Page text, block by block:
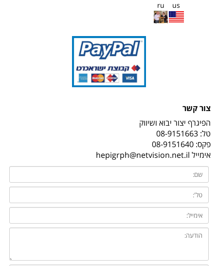
us
ru
צור קשר
הפיגרף יצור יבוא ושיווק
טל: 08-9151663
פקס: 08-9151640
אימייל hepigrph@netvision.net.il